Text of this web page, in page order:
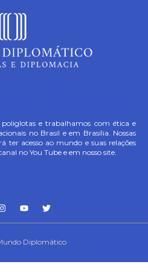
poliglotas e trabalhamos com ética e
no Brasil e em Brasília. Nossas
ter acesso ao mundo e suas relações
no You Tube e em nosso site.
Diplomático